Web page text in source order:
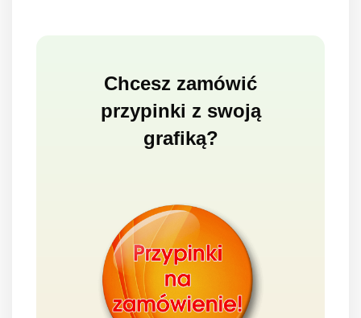
Chcesz zamówić
przypinki z swoją
grafiką?